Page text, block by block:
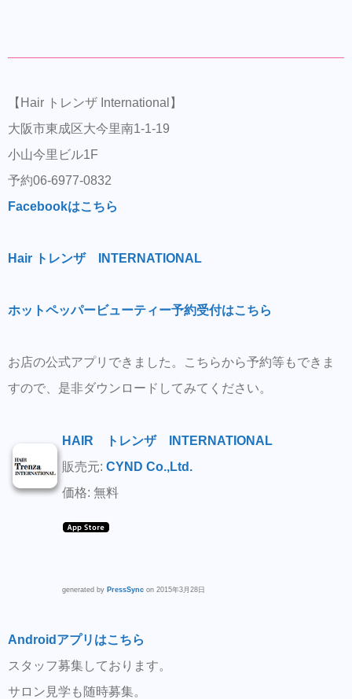
【Hair トレンザ International】
大阪市東成区大今里南1-1-19
小山今里ビル1F
予約06-6977-0832
Facebookはこちら
Hair トレンザ INTERNATIONAL
ホットペッパービューティー予約受付はこちら
お店の公式アプリできました。こちらから予約等もできま
すので、是非ダウンロードしてみてください。
HAIR トレンザ INTERNATIONAL
販売元: CYND Co.,Ltd.
価格: 無料
generated by PressSync on 2015年3月28日
Androidアプリはこちら
スタッフ募集しております。
サロン見学も随時募集。